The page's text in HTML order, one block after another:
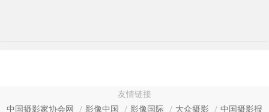
友情链接
中国摄影家协会网
影像中国 影像国际 大众摄影 中国摄影报